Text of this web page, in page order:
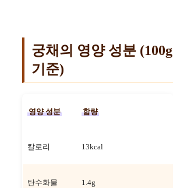
궁채의 영양 성분 (100g
기준)
영양 성분 함량
칼로리 13kcal
탄수화물 1.4g